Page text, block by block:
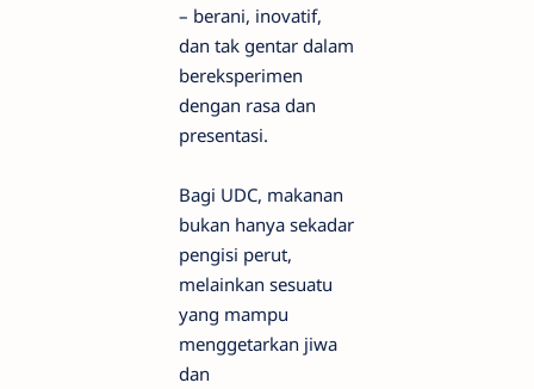
– berani, inovatif,
dan tak gentar dalam
bereksperimen
dengan rasa dan
presentasi.
Bagi UDC, makanan
bukan hanya sekadar
pengisi perut,
melainkan sesuatu
yang mampu
menggetarkan jiwa
dan